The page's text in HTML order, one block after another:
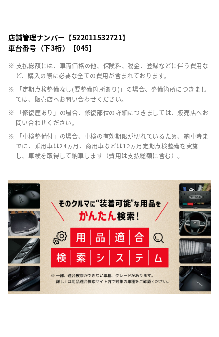
店舗管理ナンバー【522011532721】
車台番号（下3桁）【045】
※ 支払総額には、車両価格の他、保険料、税金、登録などに伴う費用な
ど、購入の際に必要な全ての費用が含まれております。
※ 「定期点検整備なし(要整備箇所あり)」の場合、整備箇所につきまし
ては、販売店へお問い合わせください。
※ 「修復歴あり」の場合、修復部位の詳細につきましては、販売店へお
問い合わせください。
※ 「車検整備付」の場合、車検の有効期限が切れているため、納車時ま
でに、乗用車は24ヵ月、商用車などは12ヵ月定期点検整備を実施
し、車検を取得して納車します（費用は支払総額に含む）。